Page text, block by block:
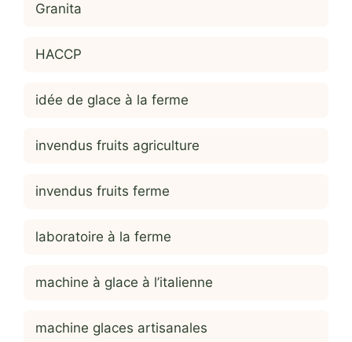
Granita
HACCP
idée de glace à la ferme
invendus fruits agriculture
invendus fruits ferme
laboratoire à la ferme
machine à glace à l’italienne
machine glaces artisanales